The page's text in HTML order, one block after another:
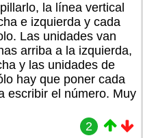
la línea vertical
e izquierda y cada
Las unidades van
arriba a la izquierda,
y las unidades de
hay que poner cada
escribir el número. Muy
2